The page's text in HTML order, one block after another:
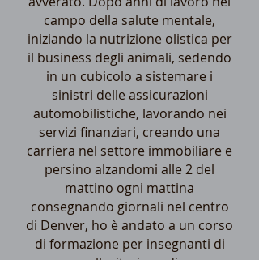
campo della salute mentale,
iniziando la nutrizione olistica per
il business degli animali, sedendo
in un cubicolo a sistemare i
sinistri delle assicurazioni
automobilistiche, lavorando nei
servizi finanziari, creando una
carriera nel settore immobiliare e
persino alzandomi alle 2 del
mattino ogni mattina
consegnando giornali nel centro
di Denver, ho è andato a un corso
di formazione per insegnanti di